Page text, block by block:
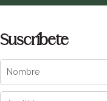
Suscríbete